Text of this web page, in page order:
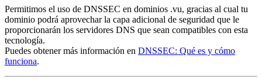
Permitimos el uso de DNSSEC en dominios .vu, gracias al cual tu
dominio podrá aprovechar la capa adicional de seguridad que le
proporcionarán los servidores DNS que sean compatibles con esta
tecnología.
Puedes obtener más información en DNSSEC: Qué es y cómo
funciona.